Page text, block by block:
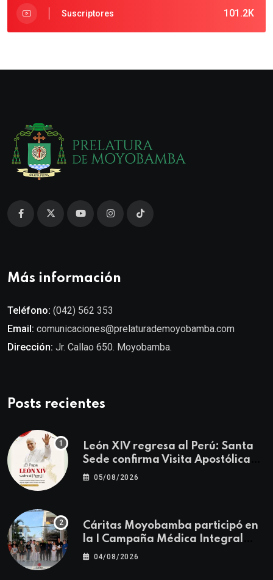
101.2K
Suscriptores
Más información
Teléfono: (042) 562 353
Email: comunicaciones@prelaturademoyobamba.com
Dirección: Jr. Callao 650. Moyobamba.
Posts recientes
León XIV regresa al Perú: Santa
Sede confirma Visita Apostólica
del 11 al 17 de noviembre
05/08/2026
Cáritas Moyobamba participó en
la I Campaña Médica Integral
Gratuita llevando salud y
04/08/2026